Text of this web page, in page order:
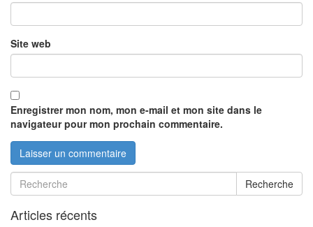
Site web
Enregistrer mon nom, mon e-mail et mon site dans le
navigateur pour mon prochain commentaire.
Recherche
Articles récents